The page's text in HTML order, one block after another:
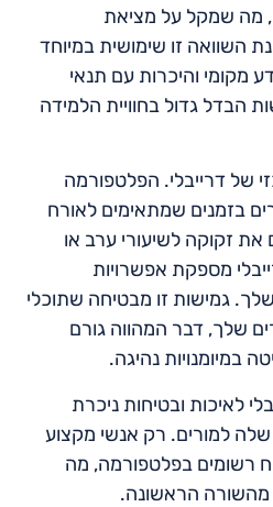
מה שמקל על מציאת
זו שימושית במיוחד
מקומי והיכרות עם תנאי
הבדל גדול בחוויית הלמידה
של דרייבלי. הפלטפורמה
בזמנים שמתאימים לאורח
זקוקה לשיעורי ערב או
מספקת אפשרויות
גמישות זו מבטיחה שתוכלי
שלך, דבר המהווה גורם
במיומנויות נהיגה.
לאיכות ובטיחות ניכרת
למורים. רק אנשי מקצוע
רשומים בפלטפורמה, מה
הראשונה.